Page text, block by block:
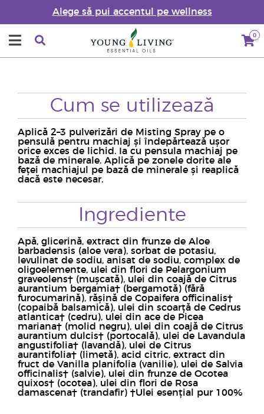
Alege să pui accentul pe wellness
0
Cum se utilizează
Aplică 2–3 pulverizări de Misting Spray pe o
pensulă pentru machiaj și îndepărtează ușor
orice exces de lichid. Ia cu pensula machiaj pe
bază de minerale. Aplică pe zonele dorite ale
feței machiajul pe bază de minerale și reaplică
dacă este necesar.
Ingrediente
Apă, glicerină, extract din frunze de Aloe
barbadensis (aloe vera), sorbat de potasiu,
levulinat de sodiu, anisat de sodiu, complex de
oligoelemente, ulei din flori de Pelargonium
graveolens† (mușcată), ulei din coajă de Citrus
aurantium bergamia† (bergamotă) (fără
furocumarină), rășină de Copaifera officinalis†
(copaibă balsamică), ulei din scoarță de Cedrus
atlantica† (cedru), ulei din ace de Picea
mariana† (molid negru), ulei din coajă de Citrus
aurantium dulcis† (portocală), ulei de Lavandula
angustifolia† (lavandă), ulei de Citrus
aurantifolia† (limetă), acid citric, extract din
fruct de Vanilla planifolia (vanilie), ulei de Salvia
officinalis† (salvie), ulei din frunze de Ocotea
quixos† (ocotea), ulei din flori de Rosa
damascena† (trandafir) †Ulei esențial pur 100%